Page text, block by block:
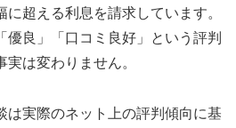
超える利息を請求しています。
優良」「口コミ良好」という評判
は変わりません。
実際のネット上の評判傾向に基